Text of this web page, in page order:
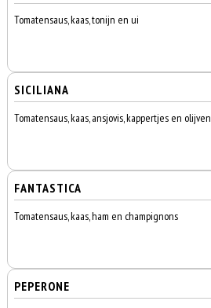
Tomatensaus, kaas, tonijn en ui
SICILIANA
Tomatensaus, kaas, ansjovis, kappertjes en olijven
FANTASTICA
Tomatensaus, kaas, ham en champignons
PEPERONE